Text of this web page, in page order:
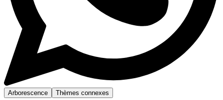
Arborescence Thèmes connexes